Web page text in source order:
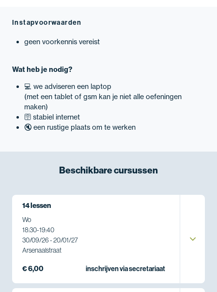
Instapvoorwaarden
geen voorkennis vereist
Wat heb je nodig?
💻 we adviseren een laptop
(met een tablet of gsm kan je niet alle oefeningen
maken)
🛜 stabiel internet
🔇 een rustige plaats om te werken
Beschikbarecursussen
14 lessen
Wo
18:30-19:40
30/09/26 - 20/01/27
Arsenaalstraat
€ 6,00 inschrijven via secretariaat